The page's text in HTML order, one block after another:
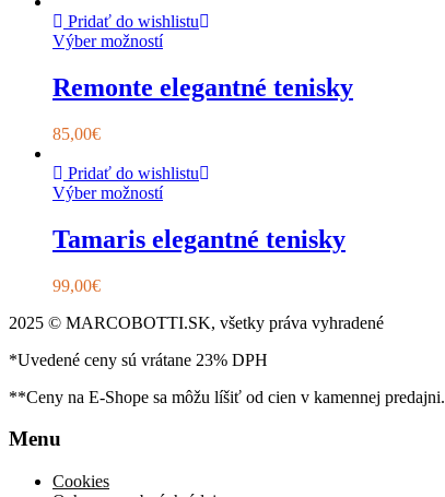
Pridať do wishlistu
Výber možností
Remonte elegantné tenisky
85,00€
Pridať do wishlistu
Výber možností
Tamaris elegantné tenisky
99,00€
2025 © MARCOBOTTI.SK, všetky práva vyhradené
*Uvedené ceny sú vrátane 23% DPH
**Ceny na E-Shope sa môžu líšiť od cien v kamennej predajni.
Menu
Cookies